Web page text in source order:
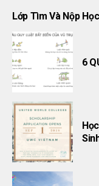
Lớp Tìm Và Nộp
6